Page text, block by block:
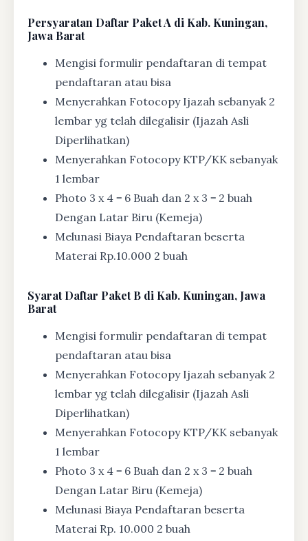
Persyaratan Daftar Paket A di Kab. Kuningan,
Jawa Barat
Mengisi formulir pendaftaran di tempat
pendaftaran atau bisa
Menyerahkan Fotocopy Ijazah sebanyak 2
lembar yg telah dilegalisir (Ijazah Asli
Diperlihatkan)
Menyerahkan Fotocopy KTP/KK sebanyak
1 lembar
Photo 3 x 4 = 6 Buah dan 2 x 3 = 2 buah
Dengan Latar Biru (Kemeja)
Melunasi Biaya Pendaftaran beserta
Materai Rp.10.000 2 buah
SyaratDaftar Paket B di Kab. Kuningan, Jawa
Barat
Mengisi formulir pendaftaran di tempat
pendaftaran atau bisa
Menyerahkan Fotocopy Ijazah sebanyak 2
lembar yg telah dilegalisir (Ijazah Asli
Diperlihatkan)
Menyerahkan Fotocopy KTP/KK sebanyak
1 lembar
Photo 3 x 4 = 6 Buah dan 2 x 3 = 2 buah
Dengan Latar Biru (Kemeja)
Melunasi Biaya Pendaftaran beserta
Materai Rp. 10.000 2 buah